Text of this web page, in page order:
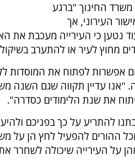
החינוך "ברגע
העירוני, אך
כי העירייה מעכבת את
מחוץ לעיר או להתערב
אפשרות לפתוח את המוסדות
"אנו עדיין תקווה שגם השנה
להתריע על כך בפניכם
ההורים להפעיל לחץ הן על
והן על העירייה שיכולה לשחרר